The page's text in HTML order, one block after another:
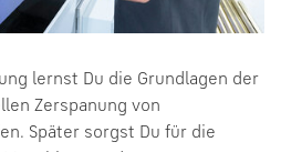
lernst Du die Grundlagen der
Zerspanung von
Später sorgst Du für die